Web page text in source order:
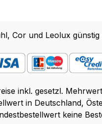
Cor und Leolux
inkl. gesetzl.
in Deutschland,
keine